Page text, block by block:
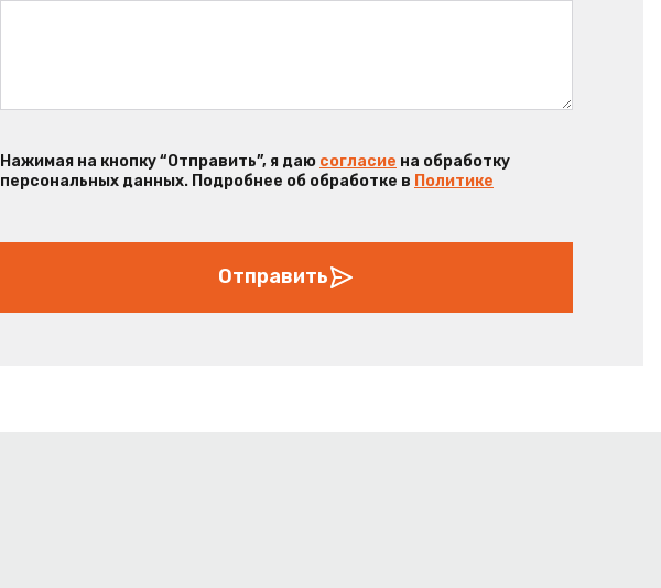
Нажимая на кнопку “Отправить”, я даю согласие на обработку
персональных данных. Подробнее об обработке в Политике
Отправить